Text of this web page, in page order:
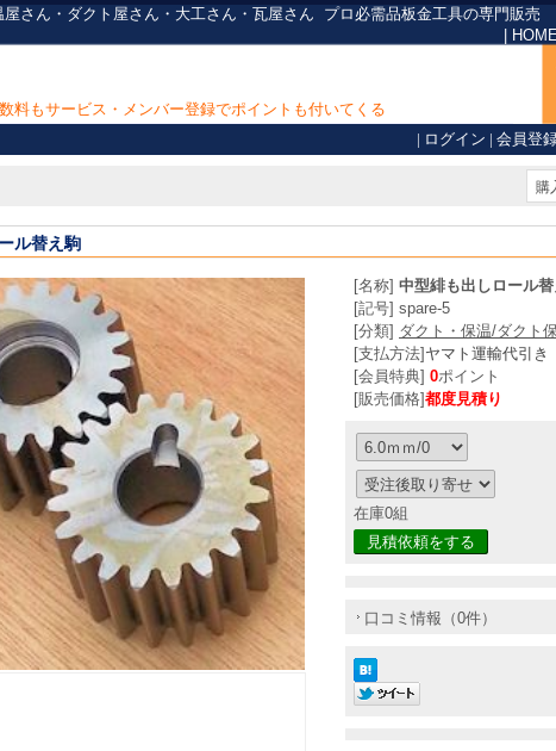
さん・ダクト屋さん・大工さん・瓦屋さん プロ必需品板金工具の専門販売
料もサービス・メンバー登録でポイントも付いてくる
| ログイン | 会員登
購
ル替え駒
[名称] 中型緋も出しロール
[記号] spare-5
[分類] ダクト・保温/ダクト
[支払方法] ヤマト運輸代引き
[会員特典] 0ポイント
[販売価格]都度見積り
在庫0組
見積依頼をする
口コミ情報（0件）